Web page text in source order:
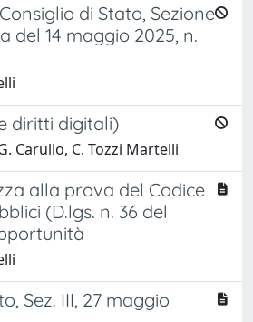
di Stato, Sezione
del 14 maggio 2025, n.
diritti digitali)
Carullo, C. Tozzi Martelli
alla prova del Codice
(D.lgs. n. 36 del
Sez. III, 27 maggio